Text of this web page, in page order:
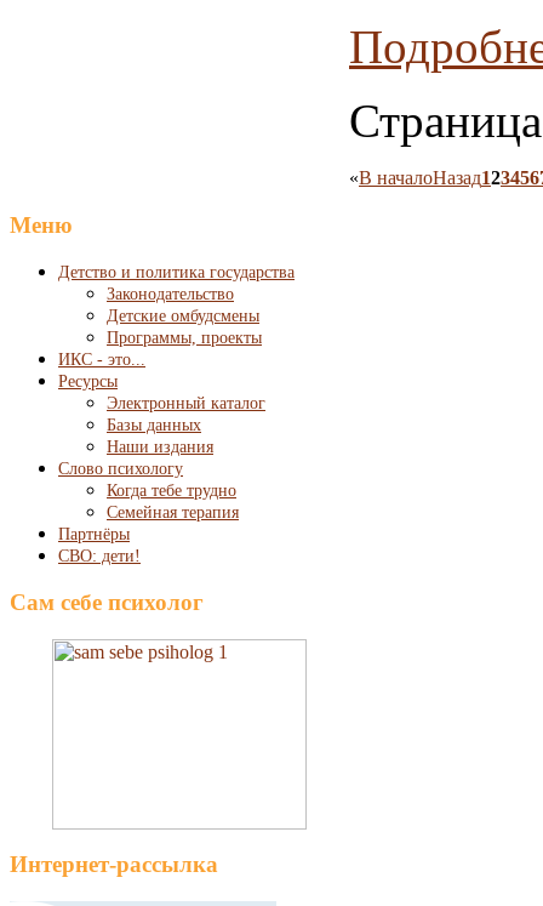
«В началоНазад123456
Меню
Детство и политика государства
Законодательство
Детские омбудсмены
Программы, проекты
ИКС - это...
Ресурсы
Электронный каталог
Базы данных
Наши издания
Слово психологу
Когда тебе трудно
Семейная терапия
Партнёры
СВО: дети!
Сам себе психолог
Интернет-рассылка